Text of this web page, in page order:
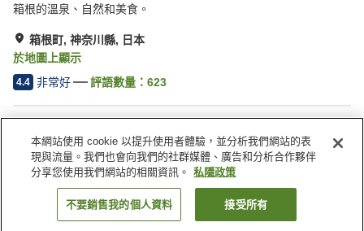
箱根的溫泉、自然和美食。
箱根町, 神奈川縣, 日本
於地圖上顯示
4.4 非常好 評語數量： 623
停車場
桑拿
水療/美容院
餐廳
日本 神奈川縣 箱根町 箱根小涌園酒店
找客房
本網站使用 cookie 以提升使用者體驗，並分析我們網站的表
現與流量。我們也會向我們的社群媒體、廣告和分析合作夥伴
分享您使用我們網站的相關資訊。
私隱政策
不要銷售我的個人資料 接受所有